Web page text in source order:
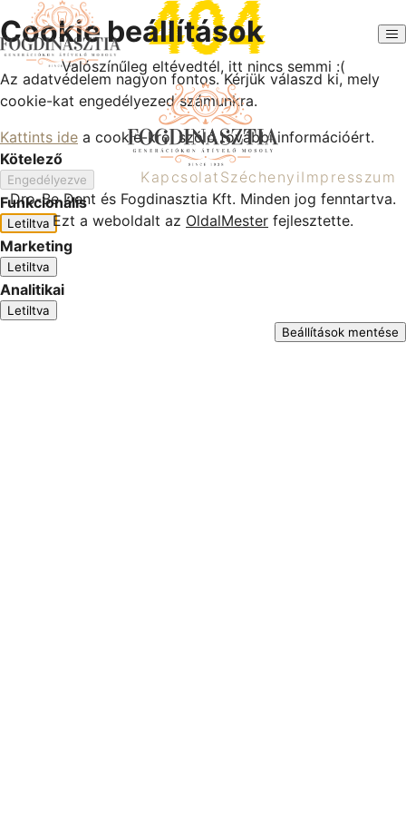
KARRIER
KAPCSOLAT
+36 20 934 0989
Valószínűleg eltévedtél, itt nincs semmi :(
Kapcsolat SzéchenyiImpresszum
Dro-Be Dent és Fogdinasztia Kft. Minden jog fenntartva.
Ezt a weboldalt az OldalMester fejlesztette.
Cookie beállítások
Az adatvédelem nagyon fontos. Kérjük válaszd ki, mely
cookie-kat engedélyezed számunkra.
Kattints ide a cookie-król szóló további információért.
Kötelező
Engedélyezve
Funkcionális
Letiltva
Marketing
Letiltva
Analitikai
Letiltva
Beállítások mentése